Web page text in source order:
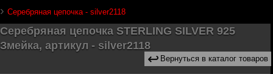
› Серебряная цепочка - silver2118
Серебряная цепочка STERLING SILVER 925
Змейка, артикул - silver2118
↩ Вернуться в каталог товаров